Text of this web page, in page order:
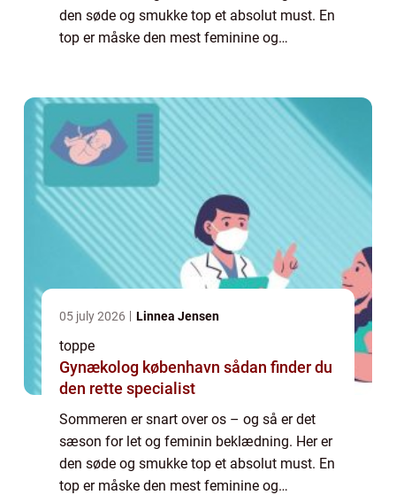
den søde og smukke top et absolut must. En
top er måske den mest feminine og
el...
05 july 2026 Linnea Jensen
toppe
Gynækolog københavn sådan finder du
den rette specialist
Sommeren er snart over os – og så er det
sæson for let og feminin beklædning. Her er
den søde og smukke top et absolut must. En
top er måske den mest feminine og